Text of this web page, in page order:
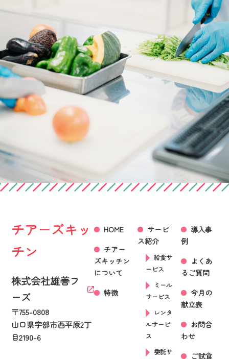
チアーズキッ
チン
株式会社雄善フ
ーズ
〒755-0808
山口県宇部市西平原2丁
目2190-6
HOME
チアー
ズキッチン
について
特徴
サービ
ス紹介
給食サ
ービス
ミール
サービス
レンタ
ルサービ
ス
委託サ
導入事
例
よくあ
るご質問
今月の
献立表
お問合
わせ
ご試食